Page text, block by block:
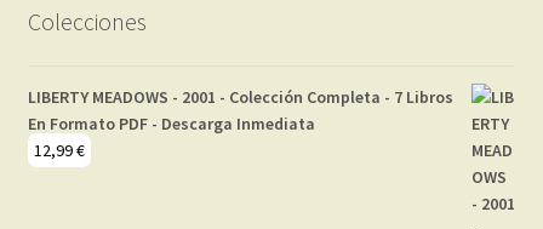
Colecciones
LIBERTY MEADOWS - 2001 - Colección Completa - 7 Libros
En Formato PDF - Descarga Inmediata
12,99€